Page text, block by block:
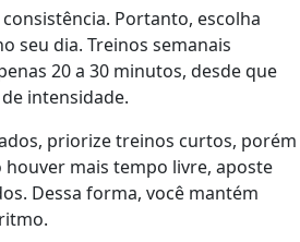
Portanto, escolha
seu dia. Treinos semanais
20 a 30 minutos, desde que
intensidade.
priorize treinos curtos, porém
mais tempo livre, aposte
Dessa forma, você mantém